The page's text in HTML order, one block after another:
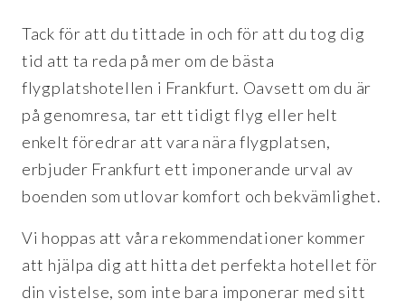
Tack för att du tittade in och för att du tog dig
tid att ta reda på mer om de bästa
flygplatshotellen i Frankfurt. Oavsett om du är
på genomresa, tar ett tidigt flyg eller helt
enkelt föredrar att vara nära flygplatsen,
erbjuder Frankfurt ett imponerande urval av
boenden som utlovar komfort och bekvämlighet.
Vi hoppas att våra rekommendationer kommer
att hjälpa dig att hitta det perfekta hotellet för
din vistelse, som inte bara imponerar med sitt